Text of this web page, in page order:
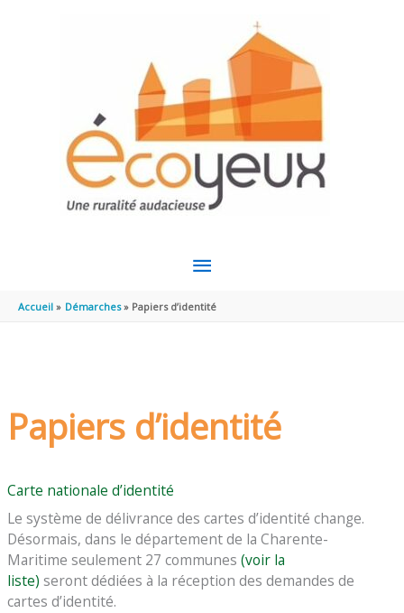
MENU
PRINCIPAL
Accueil Démarches Papiers d’identité
Papiers d’identité
Carte nationale d’identité
Le système de délivrance des cartes d’identité change.
Désormais, dans le département de la Charente-
Maritime seulement 27 communes(voir la
liste) seront dédiées à la réception des demandes de
cartes d’identité.